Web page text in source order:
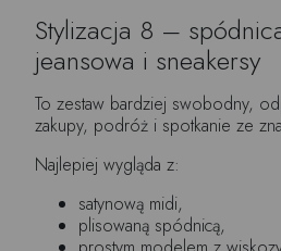
Stylizacja 8 –
jeansowa i sneakersy
To zestaw bardziej swobodny,
zakupy, podróż i spotkanie ze
Najlepiej wygląda z:
satynową midi,
plisowaną spódnicą,